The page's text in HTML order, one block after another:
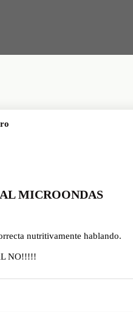
MICROONDAS
nutritivamente hablando.
NO!!!!!